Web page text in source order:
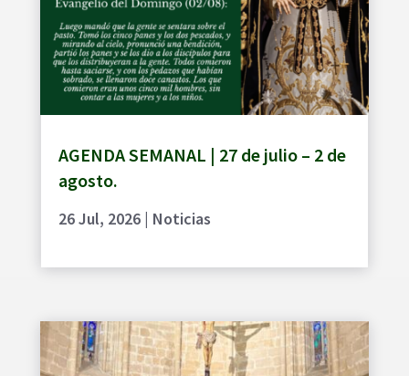
AGENDA SEMANAL | 27 de julio – 2 de
agosto.
26 Jul, 2026| Noticias